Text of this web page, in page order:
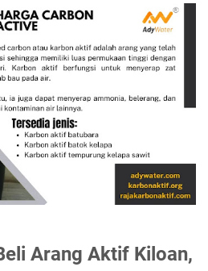
Arang Aktif Kiloan,